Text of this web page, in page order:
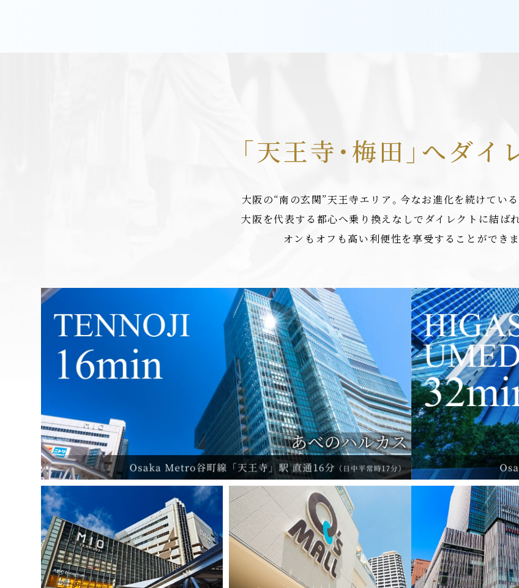
「天王寺・梅田」へダイ
大阪の“南の玄関”天王寺エリア。今なお進化を続けている
大阪を代表する都心へ乗り換えなしでダイレクトに結ばれ
オンもオフも高い利便性を享受することができま